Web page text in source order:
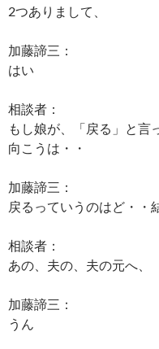
2つありまして、
加藤諦三：
はい
相談者：
もし娘が、「戻る」と言
向こうは・・
加藤諦三：
戻るっていうのはど・・
相談者：
あの、夫の、夫の元へ、
加藤諦三：
うん